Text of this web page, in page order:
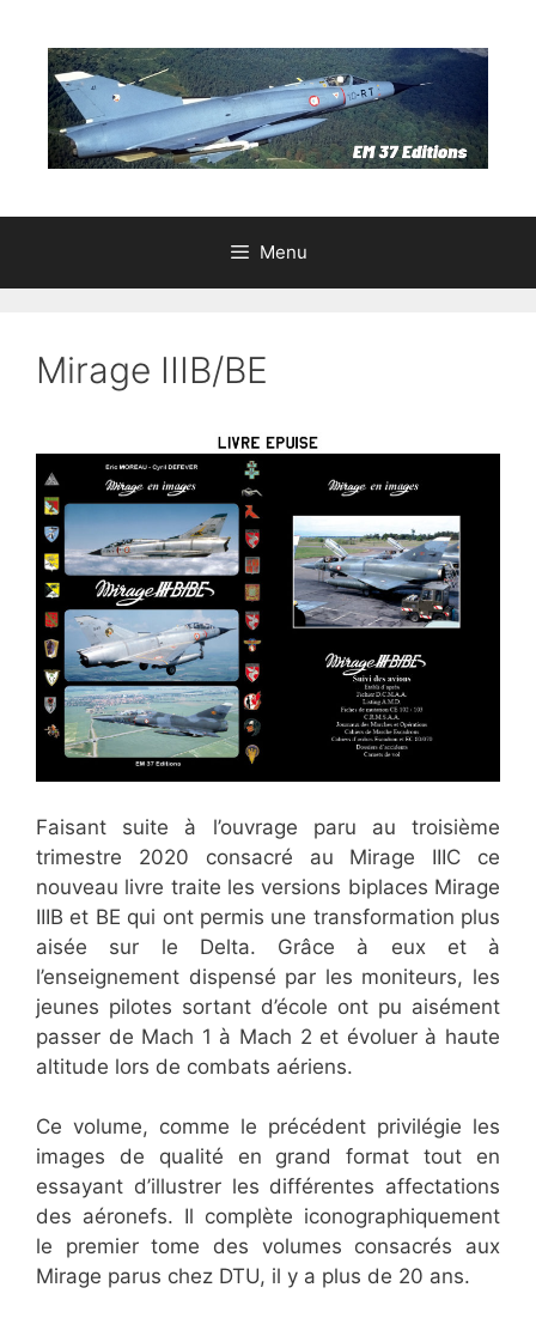
contenu
Menu
Mirage IIIB/BE
Faisant suite à l’ouvrage paru au troisième
trimestre 2020 consacré au Mirage IIIC ce
nouveau livre traite les versions biplaces Mirage
IIIB et BE qui ont permis une transformation plus
aisée sur le Delta. Grâce à eux et à
l’enseignement dispensé par les moniteurs, les
jeunes pilotes sortant d’école ont pu aisément
passer de Mach 1 à Mach 2 et évoluer à haute
altitude lors de combats aériens.
Ce volume, comme le précédent privilégie les
images de qualité en grand format tout en
essayant d’illustrer les différentes affectations
des aéronefs. Il complète iconographiquement
le premier tome des volumes consacrés aux
Mirage parus chez DTU, il y a plus de 20 ans.